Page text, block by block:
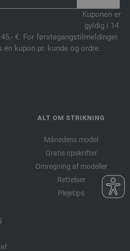
Kuponen er
gyldig i 14
€. For førstegangstilmeldinger.
én kupon pr. kunde og ordre.
ALT OM STRIKNING
Månedens model
Gratis opskrifter
Omregning af modeller
Rettelser
Plejetips